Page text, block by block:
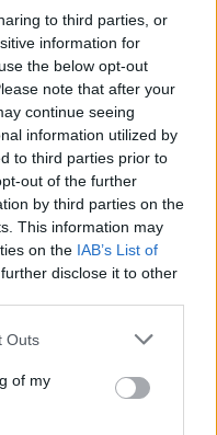
to third parties, or
information for
the below opt-out
note that after your
continue seeing
information utilized by
to third parties prior to
out of the further
by third parties on the
This information may
on the IAB’s List of
disclose it to other
Outs
of my